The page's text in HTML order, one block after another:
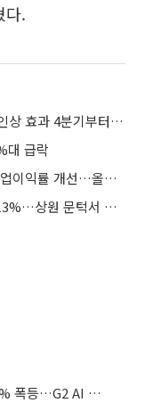
다.
한국투자증권 “삼양식품, 미국 가격 인상 효과 4분기부터…목표가 200만원 유지”
대 급락
LS증권 "삼양식품, 비용 압박에도 영업이익률 개선…올해 성장 흐름 유지"
美 클래리티 법안 연내 통과 가능성 13%…상원 문턱서 제동
‘中 D램 굴기’ CXMT, 데뷔 첫날 466% 폭등…G2 AI 패권 ‘쩐의 전쟁’